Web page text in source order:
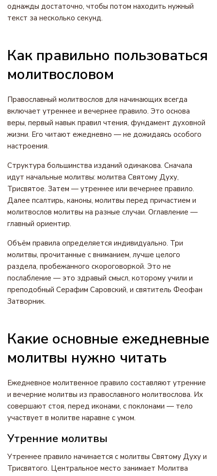
однажды достаточно, чтобы потом находить нужный
текст за несколько секунд.
Как правильно пользоваться
молитвословом
Православный молитвослов для начинающих всегда
включает утреннее и вечернее правило. Это основа
веры, первый навык правил чтения, фундамент духовной
жизни. Его читают ежедневно — не дожидаясь особого
настроения.
Структура большинства изданий одинакова. Сначала
идут начальные молитвы: молитва Святому Духу,
Трисвятое. Затем — утреннее или вечернее правило.
Далее псалтирь, каноны, молитвы перед причастием и
молитвослов молитвы на разные случаи. Оглавление —
главный ориентир.
Объём правила определяется индивидуально. Три
молитвы, прочитанные с вниманием, лучше целого
раздела, пробежанного скороговоркой. Это не
послабление — это здравый смысл, которому учили и
преподобный Серафим Саровский, и святитель Феофан
Затворник.
Какие основные ежедневные
молитвы нужно читать
Ежедневное молитвенное правило составляют утренние
и вечерние молитвы из православного молитвослова. Их
совершают стоя, перед иконами, с поклонами — тело
участвует в молитве наравне с умом.
Утренние молитвы
Утреннее правило начинается с молитвы Святому Духу и
Трисвятого. Центральное место занимает Молитва